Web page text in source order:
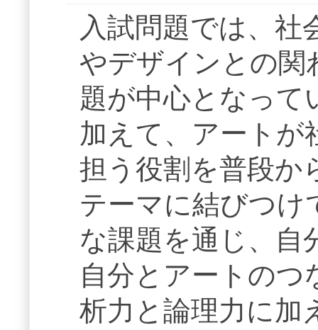
入試問題では、社
やデザインとの関
題が中心となって
加えて、アートが
担う役割を普段か
テーマに結びつけ
な課題を通じ、自
自分とアートのつ
析力と論理力に加